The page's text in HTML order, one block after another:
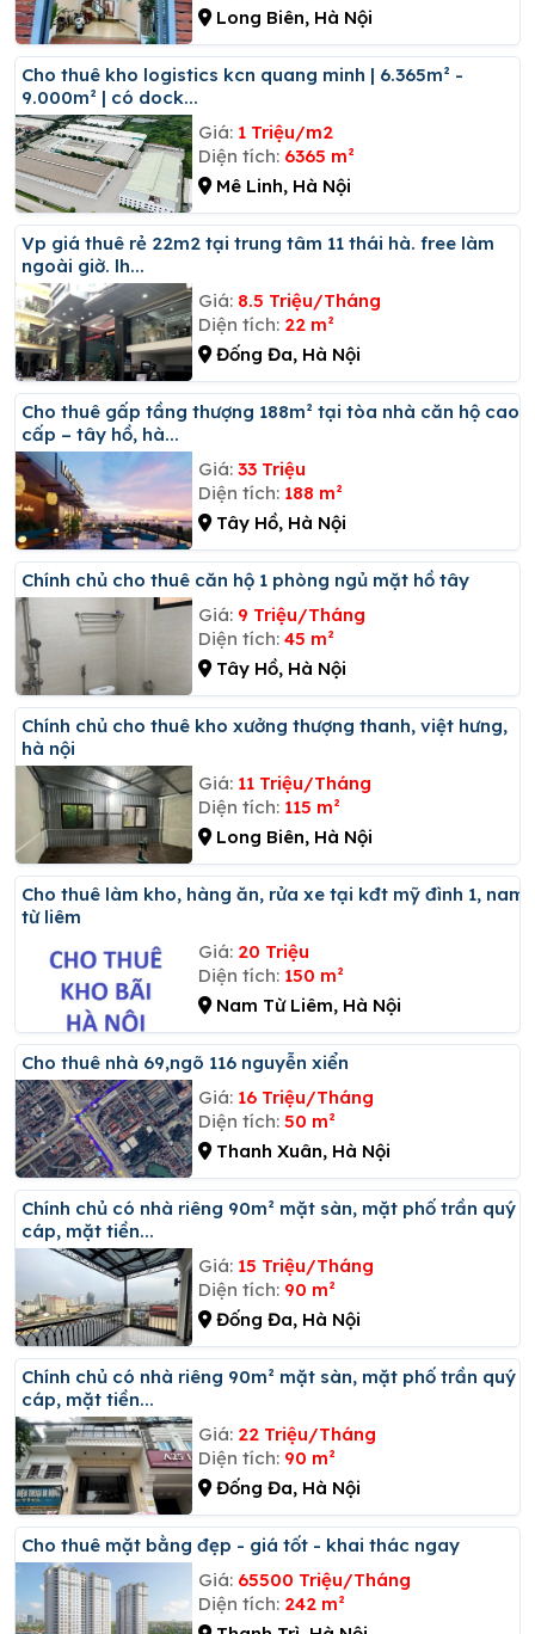
Long Biên, Hà Nội
Cho thuê kho logistics kcn quang minh | 6.365m² -
9.000m² | có dock...
Giá: 1 Triệu/m2
Diện tích: 6365 m²
Mê Linh, Hà Nội
Vp giá thuê rẻ 22m2 tại trung tâm 11 thái hà. free làm
ngoài giờ. lh...
Giá: 8.5 Triệu/Tháng
Diện tích: 22 m²
Đống Đa, Hà Nội
Cho thuê gấp tầng thượng 188m² tại tòa nhà căn hộ cao
cấp – tây hồ, hà...
Giá: 33 Triệu
Diện tích: 188 m²
Tây Hồ, Hà Nội
Chính chủ cho thuê căn hộ 1 phòng ngủ mặt hồ tây
Giá: 9 Triệu/Tháng
Diện tích: 45 m²
Tây Hồ, Hà Nội
Chính chủ cho thuê kho xưởng thượng thanh, việt hưng,
hà nội
Giá: 11 Triệu/Tháng
Diện tích: 115 m²
Long Biên, Hà Nội
Cho thuê làm kho, hàng ăn, rửa xe tại kđt mỹ đình 1, nam
từ liêm
Giá: 20 Triệu
Diện tích: 150 m²
Nam Từ Liêm, Hà Nội
Cho thuê nhà 69,ngõ 116 nguyễn xiển
Giá: 16 Triệu/Tháng
Diện tích: 50 m²
Thanh Xuân, Hà Nội
Chính chủ có nhà riêng 90m² mặt sàn, mặt phố trần quý
cáp, mặt tiền...
Giá: 15 Triệu/Tháng
Diện tích: 90 m²
Đống Đa, Hà Nội
Chính chủ có nhà riêng 90m² mặt sàn, mặt phố trần quý
cáp, mặt tiền...
Giá: 22 Triệu/Tháng
Diện tích: 90 m²
Đống Đa, Hà Nội
Cho thuê mặt bằng đẹp - giá tốt - khai thác ngay
Giá: 65500 Triệu/Tháng
Diện tích: 242 m²